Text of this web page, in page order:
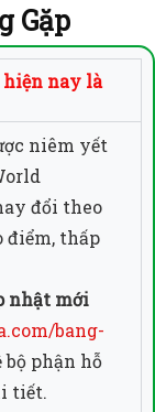
Gặp
hiện nay là
niêm yết
đổi theo
điểm, thấp
nhật mới
bang-
phận hỗ
tiết.